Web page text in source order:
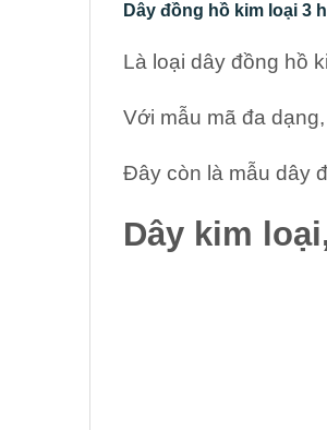
Dây đồng hồ kim loại 3
Là loại dây đồng hồ
Với mẫu mã đa
Đây còn là mẫu dây
Dây kim loại